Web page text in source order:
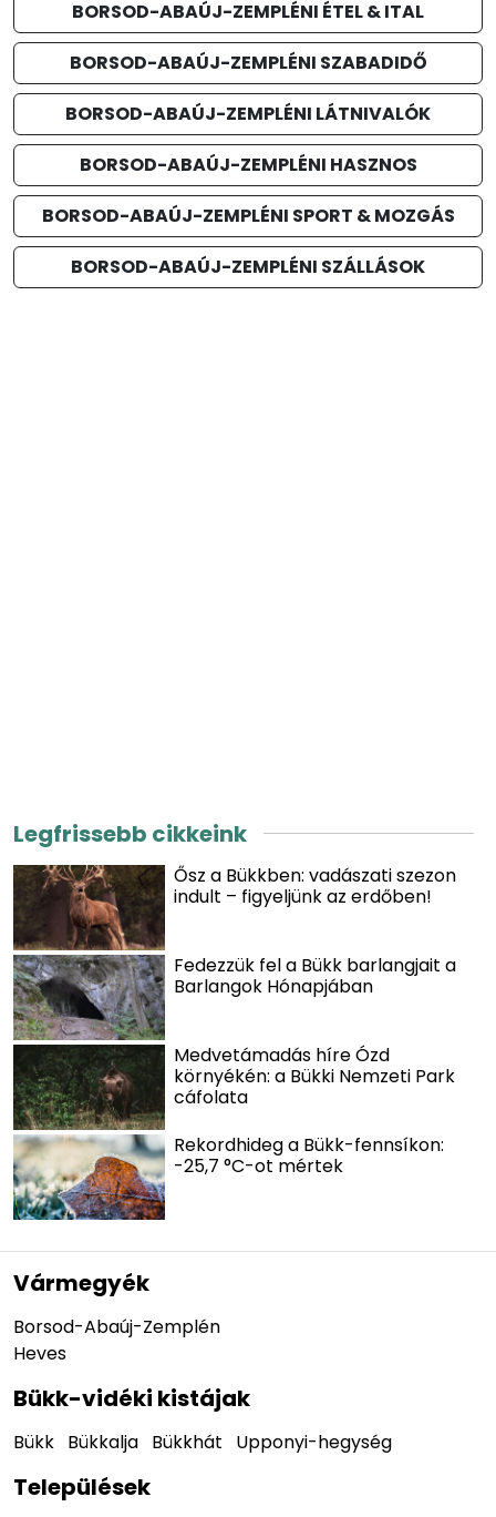
BORSOD-ABAÚJ-ZEMPLÉNI ÉTEL & ITAL
BORSOD-ABAÚJ-ZEMPLÉNI SZABADIDŐ
BORSOD-ABAÚJ-ZEMPLÉNI LÁTNIVALÓK
BORSOD-ABAÚJ-ZEMPLÉNI HASZNOS
BORSOD-ABAÚJ-ZEMPLÉNI SPORT & MOZGÁS
BORSOD-ABAÚJ-ZEMPLÉNI SZÁLLÁSOK
Legfrissebb cikkeink
Ősz a Bükkben: vadászati szezon
indult – figyeljünk az erdőben!
Fedezzük fel a Bükk barlangjait a
Barlangok Hónapjában
Medvetámadás híre Ózd
környékén: a Bükki Nemzeti Park
cáfolata
Rekordhideg a Bükk-fennsíkon:
-25,7 °C-ot mértek
Vármegyék
Borsod-Abaúj-Zemplén
Heves
Bükk-vidéki kistájak
Bükk Bükkalja Bükkhát Upponyi-hegység
Települések